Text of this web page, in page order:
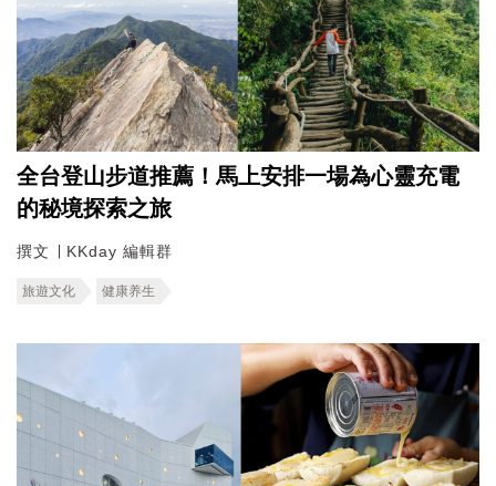
全台登山步道推薦！馬上安排一場為心靈充電
的秘境探索之旅
撰文 ∣ KKday 編輯群
旅遊文化 健康养生